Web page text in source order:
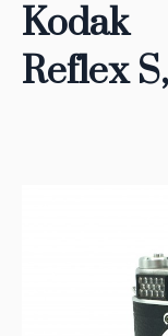
Kodak
Reflex